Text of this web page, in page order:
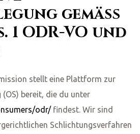
gemäß
1 ODR-VO und
stellt eine Plattform zur
bereit, die du unter
odr/findest. Wir sind
Schlichtungsverfahren